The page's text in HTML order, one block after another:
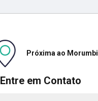
Entre em Contato
Próxima ao Morumbi